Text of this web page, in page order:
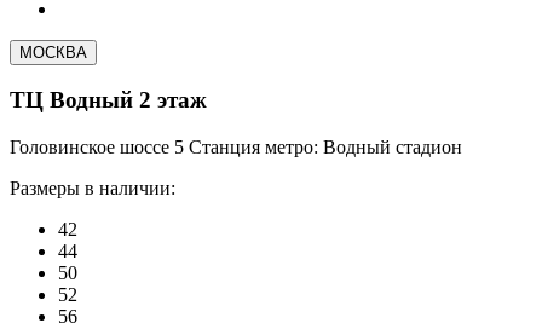
МОСКВА
ТЦ Водный 2 этаж
Головинское шоссе 5 Станция метро: Водный стадион
Размеры в наличии:
42
44
50
52
56